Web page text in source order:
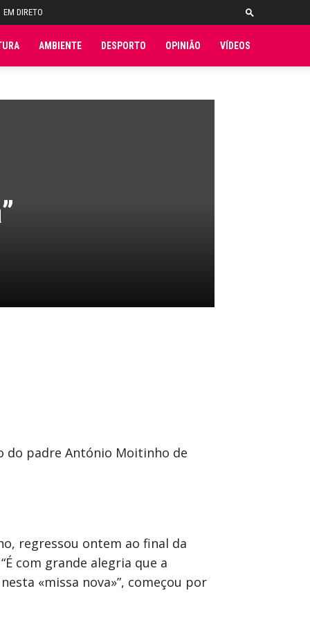
EM DIRETO
AMBIENTE DESPORTO OPINIÃO VÍDEOS
do padre António Moitinho de
regressou ontem ao final da
com grande alegria que a
«missa nova»”, começou por